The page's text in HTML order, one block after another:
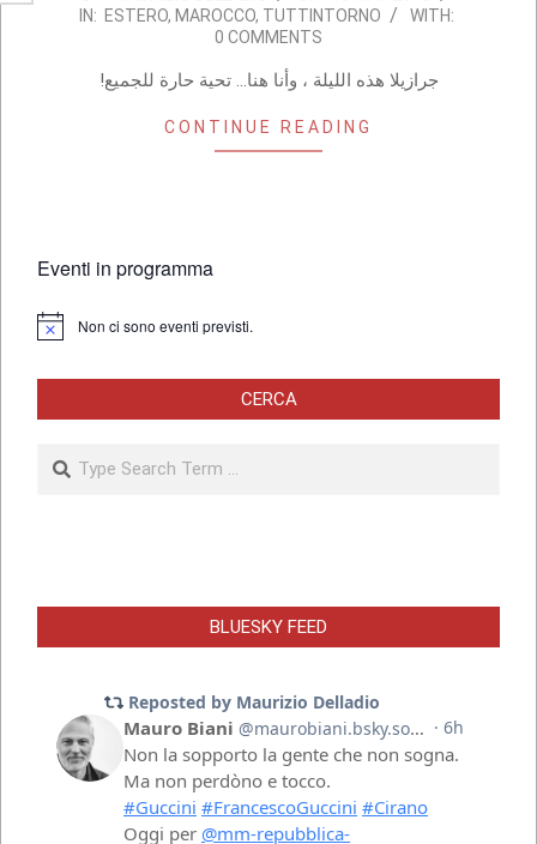
03-
IN: ESTERO, MAROCCO, TUTTINTORNO
WITH:
0 COMMENTS
!جرازيلا هذه الليلة ، وأنا هنا… تحية حارة للجميع
CONTINUE READING
Eventi in programma
Notice Non ci sono eventi previsti.
CERCA
Search
BLUESKY FEED